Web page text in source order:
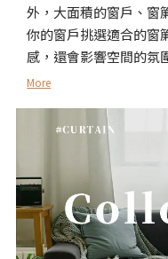
外，大面積的窗戶、窗
你的窗戶挑選適合的窗
感，還會影響空間的氛
More